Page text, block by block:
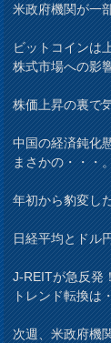
米政府機関が一
ビットコインは
株式市場への影
株価上昇の裏で
中国の経済鈍化
まさかの・・・
年初から豹変し
日経平均とドル
J-REITが急反発
トレンド転換は
次週、米政府機